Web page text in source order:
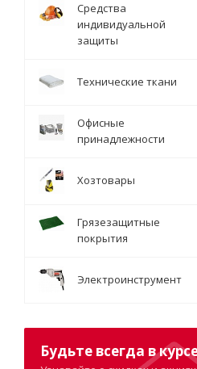
Средства
индивидуальной
защиты
Технические ткани
Офисные
принадлежности
Хозтовары
Грязезащитные
покрытия
Электроинструмент
Будьте всегда в